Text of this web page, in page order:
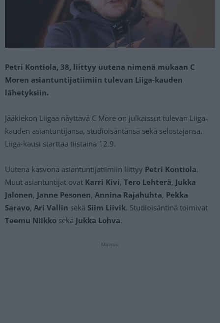
Petri Kontiola, 38, liittyy uutena nimenä mukaan C
Moren asiantuntijatiimiin tulevan Liiga-kauden
lähetyksiin.
Jääkiekon Liigaa näyttävä C More on julkaissut tulevan Liiga-
kauden asiantuntijansa, studioisäntänsä sekä selostajansa.
Liiga-kausi starttaa tiistaina 12.9.
Uutena kasvona asiantuntijatiimiin liittyy Petri Kontiola.
Muut asiantuntijat ovat Karri Kivi, Tero Lehterä, Jukka
Jalonen, Janne Pesonen, Annina Rajahuhta, Pekka
Saravo, Ari Vallin sekä Siim Liivik. Studioisäntinä toimivat
Teemu Niikko sekä Jukka Lohva.
Mainos: